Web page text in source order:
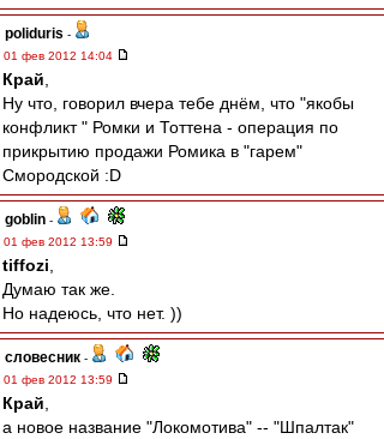
poliduris -
01 фев 2012 14:04
Край
Ну что, говорил вчера тебе днём, что "якобы
конфликт " Ромки и Тоттена - операция по
прикрытию продажи Ромика в "гарем"
Смородской :D
goblin -
01 фев 2012 13:59
tiffozi
Думаю так же.
Но надеюсь, что нет. ))
словесник -
01 фев 2012 13:59
Край
а новое название "Локомотива" -- "Шпалтак"